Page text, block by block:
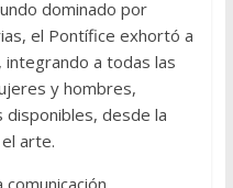
dominado por
el Pontífice exhortó a
integrando a todas las
y hombres,
desde la
arte.
comunicación